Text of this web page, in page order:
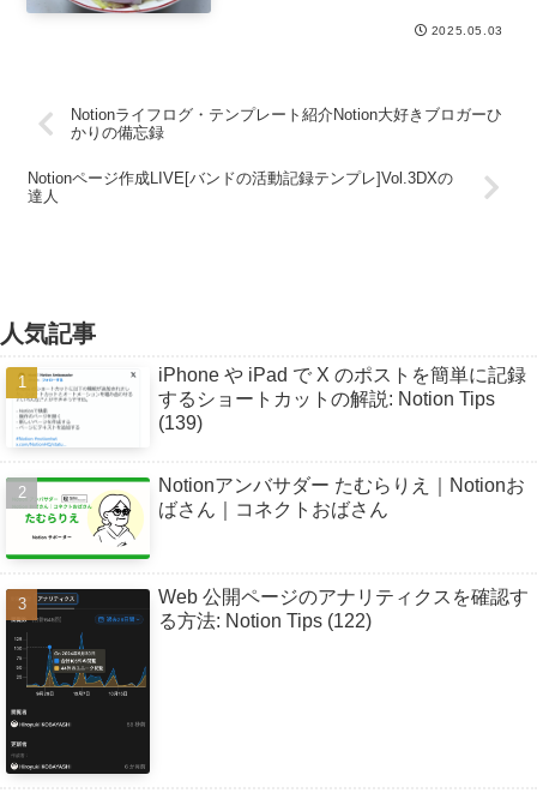
2025.05.03
Notionライフログ・テンプレート紹介Notion大好きブロガーひ
かりの備忘録
Notionページ作成LIVE[バンドの活動記録テンプレ]Vol.3DXの
達人
人気記事
iPhone や iPad で X のポストを簡単に記録
するショートカットの解説: Notion Tips
(139)
Notionアンバサダー たむらりえ｜Notionお
ばさん｜コネクトおばさん
Web 公開ページのアナリティクスを確認す
る方法: Notion Tips (122)